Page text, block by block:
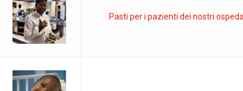
Pasti per i pazienti dei nostri